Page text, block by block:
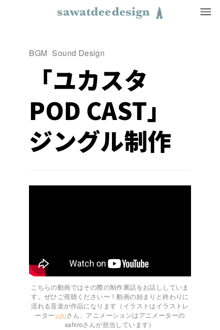
BGM Sound Design
「ユカスタ
POD CAST」
ジングル制作
こちらの動画ではその際の制作裏話をお話ししていま
す。ぜひご視聴ください〜！動画の始まりと終わりに
流れる音楽が作品になります（イラストはイラストレ
ーターyukiさん、アニメーションはアニメーターの
sahiroさんが担当しています）